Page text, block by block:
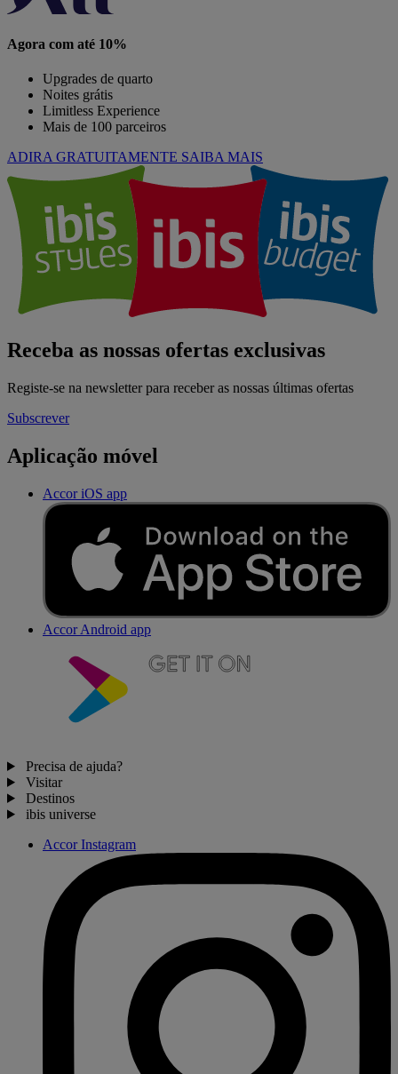
Agora com até 10%
Upgrades de quarto
Noites grátis
Limitless Experience
Mais de 100 parceiros
ADIRA GRATUITAMENTE SAIBA MAIS
Receba as nossas ofertas exclusivas
Registe-se na newsletter para receber as nossas últimas ofertas
Subscrever
Aplicação móvel
Accor iOS app
Accor Android app
Precisa de ajuda?
Visitar
Destinos
ibis universe
Accor Instagram